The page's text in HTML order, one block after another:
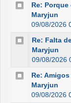
Re: Porque
Maryjun
09/08/2026
Re: Falta
Maryjun
09/08/2026
Re:
Maryjun
09/08/2026